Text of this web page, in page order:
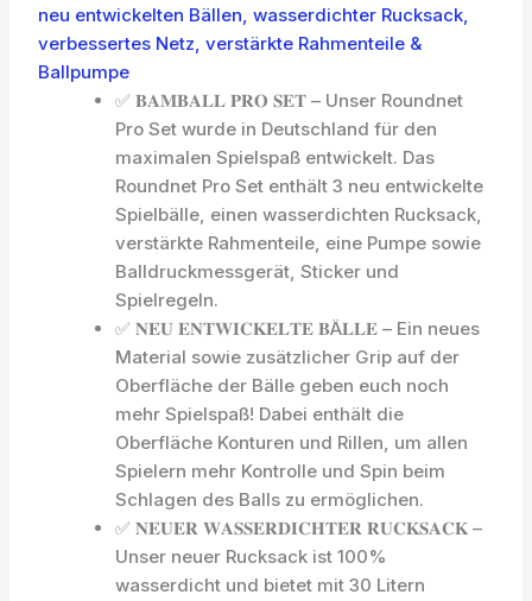
neu entwickelten Bällen, wasserdichter Rucksack,
verbessertes Netz, verstärkte Rahmenteile &
Ballpumpe
✅ 𝐁𝐀𝐌𝐁𝐀𝐋𝐋 𝐏𝐑𝐎 𝐒𝐄𝐓 – Unser Roundnet
Pro Set wurde in Deutschland für den
maximalen Spielspaß entwickelt. Das
Roundnet Pro Set enthält 3 neu entwickelte
Spielbälle, einen wasserdichten Rucksack,
verstärkte Rahmenteile, eine Pumpe sowie
Balldruckmessgerät, Sticker und
Spielregeln.
✅ 𝐍𝐄𝐔 𝐄𝐍𝐓𝐖𝐈𝐂𝐊𝐄𝐋𝐓𝐄 𝐁Ä𝐋𝐋𝐄 – Ein neues
Material sowie zusätzlicher Grip auf der
Oberfläche der Bälle geben euch noch
mehr Spielspaß! Dabei enthält die
Oberfläche Konturen und Rillen, um allen
Spielern mehr Kontrolle und Spin beim
Schlagen des Balls zu ermöglichen.
✅ 𝐍𝐄𝐔𝐄𝐑 𝐖𝐀𝐒𝐒𝐄𝐑𝐃𝐈𝐂𝐇𝐓𝐄𝐑 𝐑𝐔𝐂𝐊𝐒𝐀𝐂𝐊 –
Unser neuer Rucksack ist 100%
wasserdicht und bietet mit 30 Litern